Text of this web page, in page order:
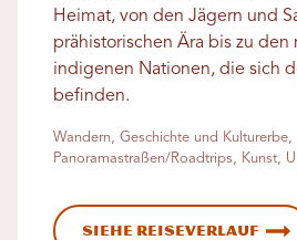
Heimat, von den Jägern und
prähistorischen Ära bis zu den
indigenen Nationen, die sich
befinden.
Wandern, Geschichte und Kulturerbe,
Panoramastraßen/Roadtrips, Kunst,
Siehe Reiseverlauf